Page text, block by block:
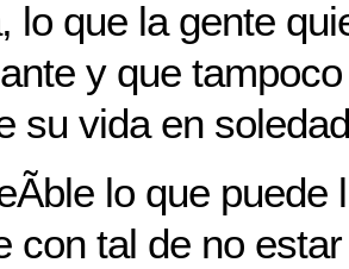
lo que la gente
y que
su vida en
lo que puede
con tal de no